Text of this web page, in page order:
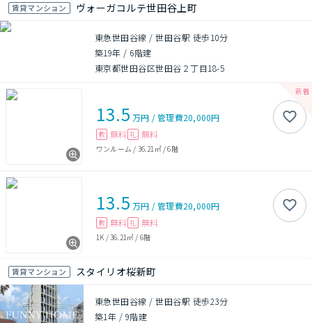
賃貸マンション ヴォーガコルテ世田谷上町
東急世田谷線 / 世田谷駅 徒歩10分
築19年 / 6階建
東京都世田谷区世田谷２丁目18-5
13.5 万円 /管理費20,000円
敷 無料 礼 無料
ワンルーム / 36.21㎡/6階
13.5 万円 /管理費20,000円
敷 無料 礼 無料
1K /36.21㎡ / 6階
賃貸マンション スタイリオ桜新町
東急世田谷線 / 世田谷駅 徒歩23分
築1年 / 9階建